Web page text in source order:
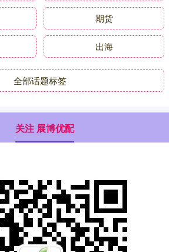
期货
出海
全部话题标签
关注 展博优配